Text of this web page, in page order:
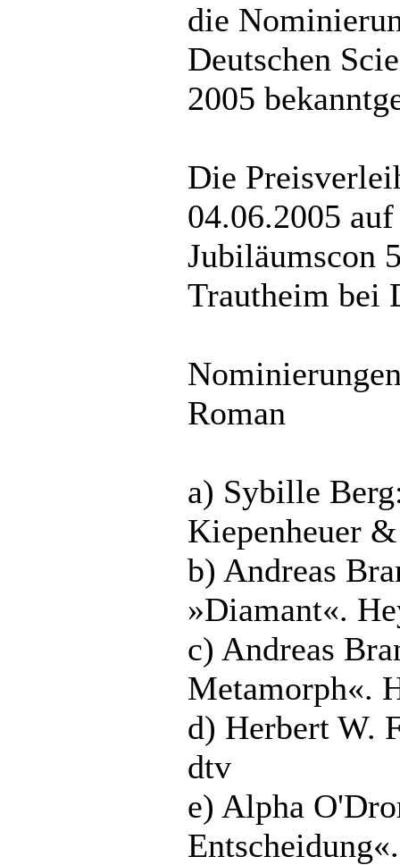
die
Deutschen
2005
Die
04.06.2005
Jubiläumscon
Trautheim bei
Roman
a) Sybille
Kiepenheuer
b) Andreas
»Diamant«.
c) Andreas
Metamorph«.
d) Herbert W.
dtv
e) Alpha